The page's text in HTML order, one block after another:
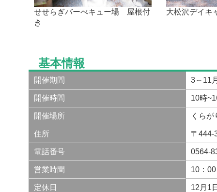
せせらぎバーべキュー場 屋根付
き
大松沢デイキ
基本情報
開催期間 3～11
開催時間 10時
開催場所 くらが
住所 〒
電話番号 0564-
営業時間 10：
定休日 12月